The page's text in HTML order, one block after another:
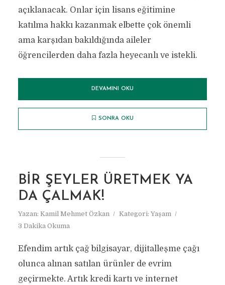
açıklanacak. Onlar için lisans eğitimine
katılma hakkı kazanmak elbette çok önemli
ama karşıdan bakıldığında aileler
öğrencilerden daha fazla heyecanlı ve istekli.
DEVAMINI OKU
SONRA OKU
BIR ŞEYLER ÜRETMEK YA
DA ÇALMAK!
Yazan: Kamil Mehmet Özkan Kategori: Yaşam
3 Dakika Okuma
Efendim artık çağ bilgisayar, dijitalleşme çağı
olunca alınan satılan ürünler de evrim
geçirmekte. Artık kredi kartı ve internet